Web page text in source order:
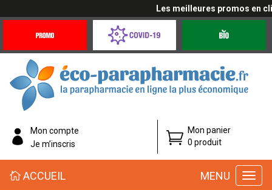
Les meilleures promos en
Offres
Coronavirus
éco-
parapharmacie.fr
éco-
Mon compte
Je m’inscris
Mon panier
0 produit
MENU
ACCUEIL